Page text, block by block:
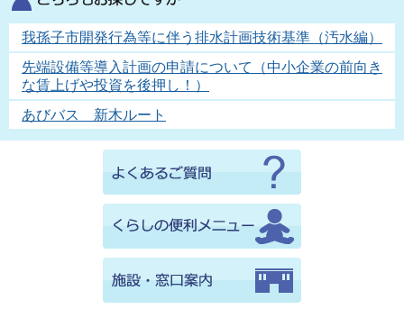
我孫子市開発行為等に伴う排水計画技術基準（汚水編）
先端設備等導入計画の申請について（中小企業の前向き
な賃上げや投資を後押し！）
あびバス 新木ルート